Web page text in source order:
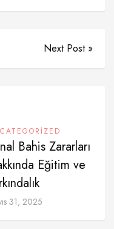
Next Post »
Bahis Zararları
Eğitim ve
31, 2025